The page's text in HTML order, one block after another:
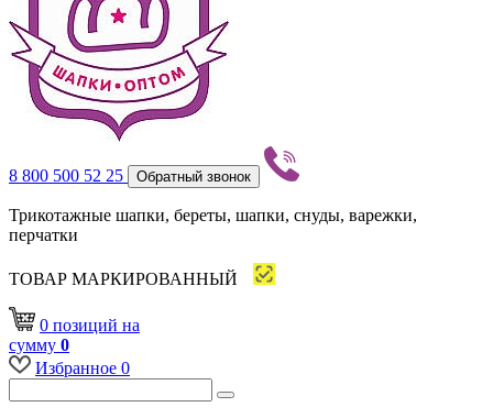
8 800 500 52 25 Обратный звонок
Трикотажные шапки, береты, шапки, снуды, варежки,
перчатки
ТОВАР МАРКИРОВАННЫЙ
0 позиций на
сумму 0
Избранное 0